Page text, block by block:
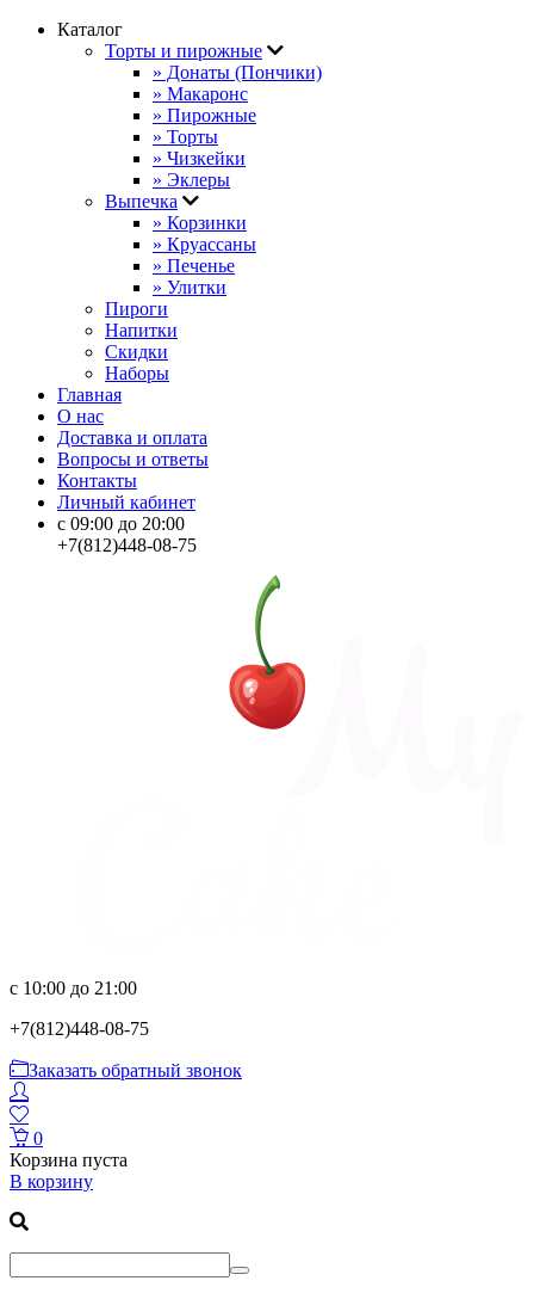
Каталог
Торты и пирожные
» Донаты (Пончики)
» Макаронс
» Пирожные
» Торты
» Чизкейки
» Эклеры
Выпечка
» Корзинки
» Круассаны
» Печенье
» Улитки
Пироги
Напитки
Скидки
Наборы
Главная
О нас
Доставка и оплата
Вопросы и ответы
Контакты
Личный кабинет
с 09:00 до 20:00
+7(812)448-08-75
с 10:00 до 21:00
+7(812)448-08-75
Заказать обратный звонок
0
Корзина пуста
В корзину